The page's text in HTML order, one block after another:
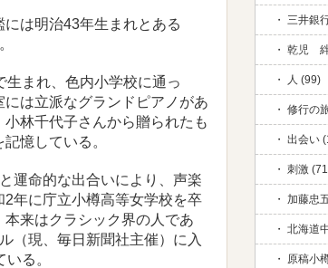
は明治43年生まれとある
。
まれ、色内小学校に通っ
は立派なグランドピアノがあ
林千代子さんから贈られたも
憶している。
運命的な出合いにより、声楽
年に庁立小樽高等女学校を卒
来はクラシック界の人であ
（現、毎日新聞社主催）に入
る。
三井銀
乾児
人 (99)
修行の
出会い
刺激
加藤忠
北海道
原稿小